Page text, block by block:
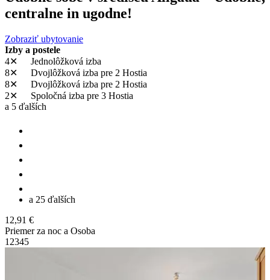
centralne in ugodne!
Zobraziť ubytovanie
Izby a postele
4✕
Jednolôžková izba
8✕
Dvojlôžková izba pre 2 Hostia
8✕
Dvojlôžková izba pre 2 Hostia
2✕
Spoločná izba pre 3 Hostia
a 5 ďalších
a 25 ďalších
12,91 €
Priemer za noc a Osoba
1 2345